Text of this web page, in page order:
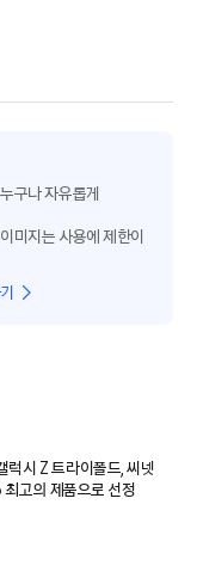
구나 자유롭게
미지는 사용에 제한이
럭시 Z 트라이폴드, 씨넷
고의 제품으로 선정